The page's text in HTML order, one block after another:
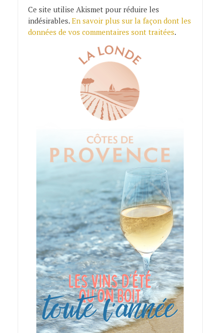
Ce site utilise Akismet pour réduire les
indésirables. En savoir plus sur la façon dont les
données de vos commentaires sont traitées.